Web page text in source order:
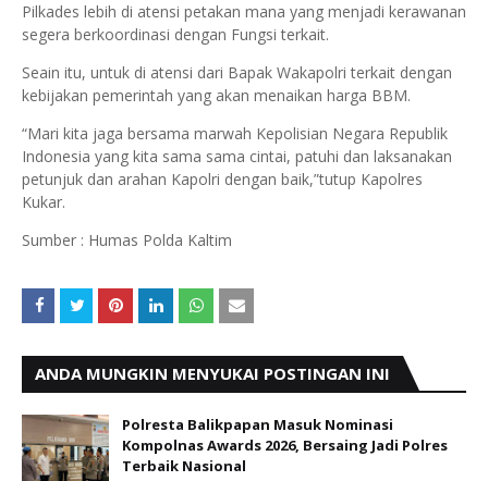
Pilkades lebih di atensi petakan mana yang menjadi kerawanan
segera berkoordinasi dengan Fungsi terkait.
Seain itu, untuk di atensi dari Bapak Wakapolri terkait dengan
kebijakan pemerintah yang akan menaikan harga BBM.
“Mari kita jaga bersama marwah Kepolisian Negara Republik
Indonesia yang kita sama sama cintai, patuhi dan laksanakan
petunjuk dan arahan Kapolri dengan baik,”tutup Kapolres
Kukar.
Sumber : Humas Polda Kaltim
ANDA MUNGKIN MENYUKAI POSTINGAN INI
Polresta Balikpapan Masuk Nominasi
Kompolnas Awards 2026, Bersaing Jadi Polres
Terbaik Nasional